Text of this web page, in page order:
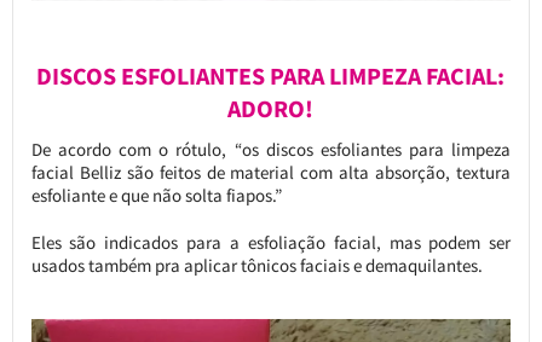
DISCOS ESFOLIANTES PARA LIMPEZA FACIAL:
ADORO!
De acordo com o rótulo, “os discos esfoliantes para limpeza
facial Belliz são feitos de material com alta absorção, textura
esfoliante e que não solta fiapos.”
Eles são indicados para a esfoliação facial, mas podem ser
usados também pra aplicar tônicos faciais e demaquilantes.